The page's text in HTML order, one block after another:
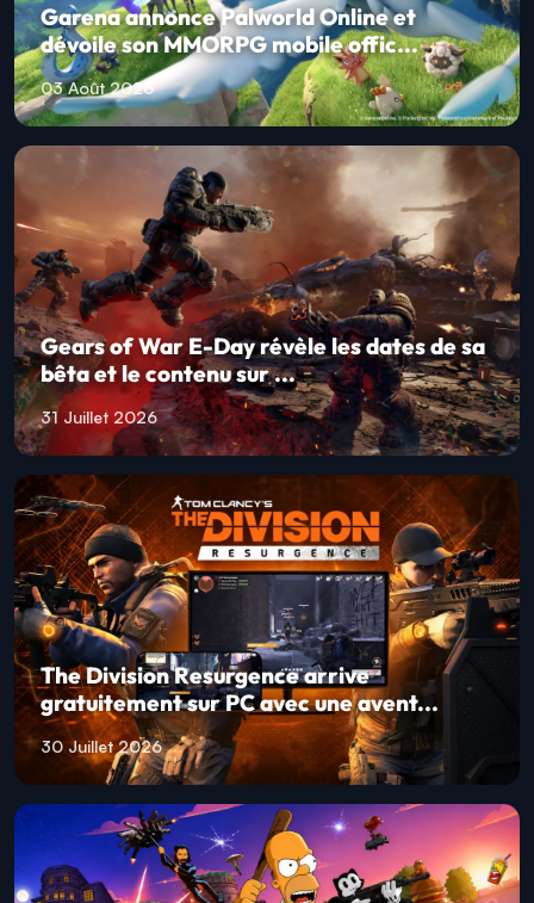
Garena annonce Palworld Online et
dévoile son MMORPG mobile offic...
03 Août 2026
Gears of War E-Day révèle les dates de sa
bêta et le contenu sur ...
31 Juillet 2026
The Division Resurgence arrive
gratuitement sur PC avec une avent...
30 Juillet 2026